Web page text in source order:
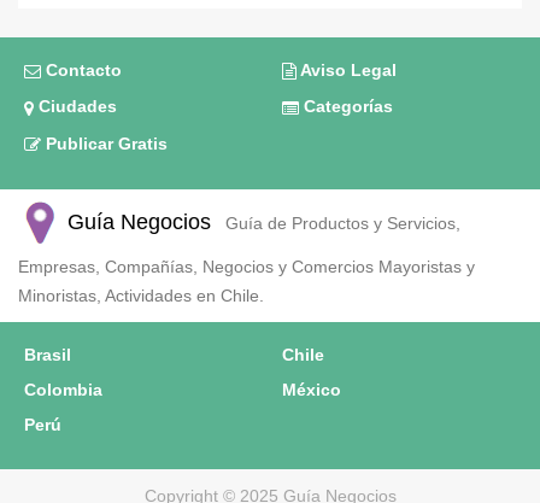
Contacto
Aviso Legal
Ciudades
Categorías
Publicar Gratis
Guía Negocios Guía de Productos y Servicios,
Empresas, Compañías, Negocios y Comercios Mayoristas y
Minoristas, Actividades en Chile.
Brasil
Chile
Colombia
México
Perú
Copyright © 2025 Guía Negocios